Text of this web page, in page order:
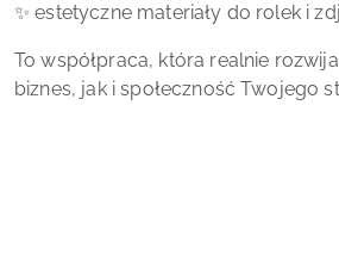
✨ estetyczne materiały do rolek i
To współpraca, która realnie
biznes, jak i społeczność Twojego